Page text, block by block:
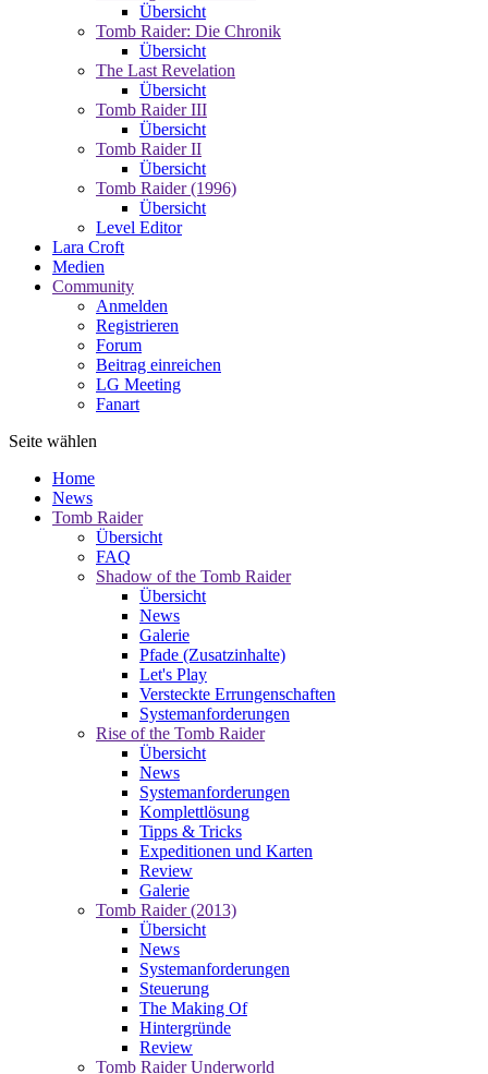
Übersicht
Tomb Raider: Die Chronik
Übersicht
The Last Revelation
Übersicht
Tomb Raider III
Übersicht
Tomb Raider II
Übersicht
Tomb Raider (1996)
Übersicht
Level Editor
Lara Croft
Medien
Community
Anmelden
Registrieren
Forum
Beitrag einreichen
LG Meeting
Fanart
Seite wählen
Home
News
Tomb Raider
Übersicht
FAQ
Shadow of the Tomb Raider
Übersicht
News
Galerie
Pfade (Zusatzinhalte)
Let's Play
Versteckte Errungenschaften
Systemanforderungen
Rise of the Tomb Raider
Übersicht
News
Systemanforderungen
Komplettlösung
Tipps & Tricks
Expeditionen und Karten
Review
Galerie
Tomb Raider (2013)
Übersicht
News
Systemanforderungen
Steuerung
The Making Of
Hintergründe
Review
Tomb Raider Underworld